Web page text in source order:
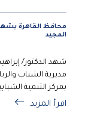
محافظ القاهرة يشهد
المجيد
شهد الدكتور/
مديرية الشباب
بمركز التنمية
اقرأ المزيد